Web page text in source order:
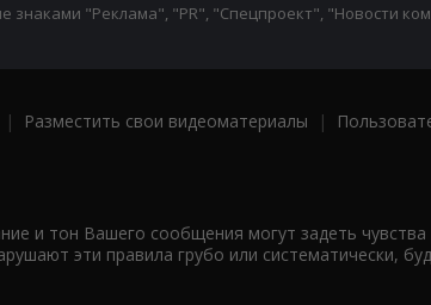
знаками "Реклама", "PR", "Спецпроект", "Новости
| Разместить свои видеоматериалы |
и тон Вашего сообщения могут задеть
эти правила грубо или систематически,